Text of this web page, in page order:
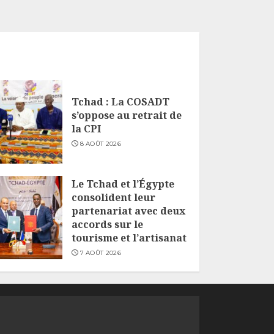
Tchad : La COSADT
s’oppose au retrait de
la CPI
8 AOÛT 2026
Le Tchad et l’Égypte
consolident leur
partenariat avec deux
accords sur le
tourisme et l’artisanat
7 AOÛT 2026